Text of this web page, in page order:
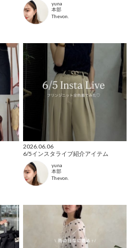
yuna
本部
Thevon.
2026.06.06
6/5インスタライブ紹介アイテム
yuna
本部
Thevon.